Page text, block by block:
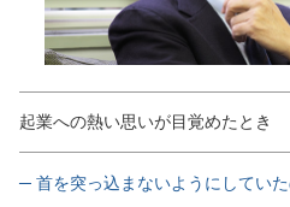
起業への熱い思いが目覚めたとき
─ 首を突っ込まないようにしてい